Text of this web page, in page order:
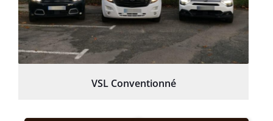
VSL Conventionné